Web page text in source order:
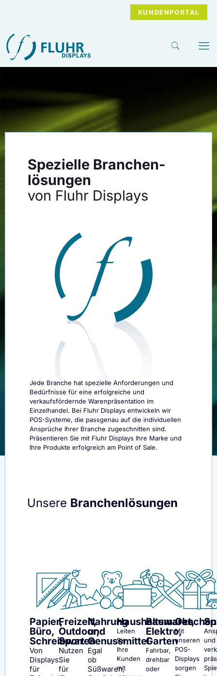
KUNDENPORTAL
Spezielle Branchen­
lösungen
von Fluhr Displays
Jede Branche hat spezielle Anforderungen und
Bedürfnisse für eine erfolgreiche und
verkaufsfördernde Warenpräsentation im
Einzelhandel. Bei Fluhr Displays entwickeln wir
POS-Systeme, die passgenau auf die individuellen
Ansprüche Ihrer Branche zugeschnitten sind.
Präsentieren Sie mit Fluhr Displays Ihre Marke und
Ihre Produkte erfolgreich am Point of Sale.
Unsere Branchen­lösungen
Papier,
Büro,
Schreibwaren
Von
Displays
für
Freizeit,
Outdoor,
Sport
Nutzen
Sie
für
Nahrung
und
Genussmittel
Egal
ob
Süßwaren,
Haushaltswaren
Leiten
Sie
Ihre
Kunden
mit
Baumarkt,
Elektro,
Garten
Fahrbar,
drehbar
oder
Mit
unseren
POS-
Displays
sorgen
und